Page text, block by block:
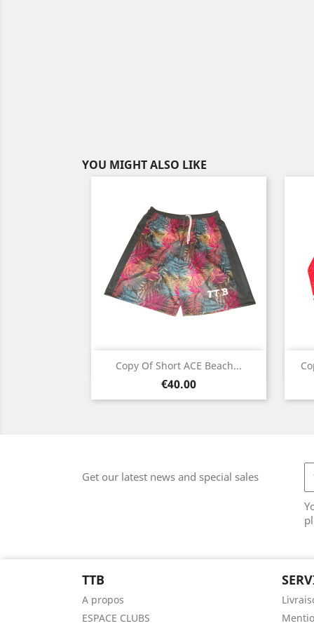
YOU MIGHT ALSO LIKE
Copy Of Short ACE Beach...
Price
€40.00
Quick view
Black
Get our latest news and special sales
TTB
A propos
ESPACE CLUBS